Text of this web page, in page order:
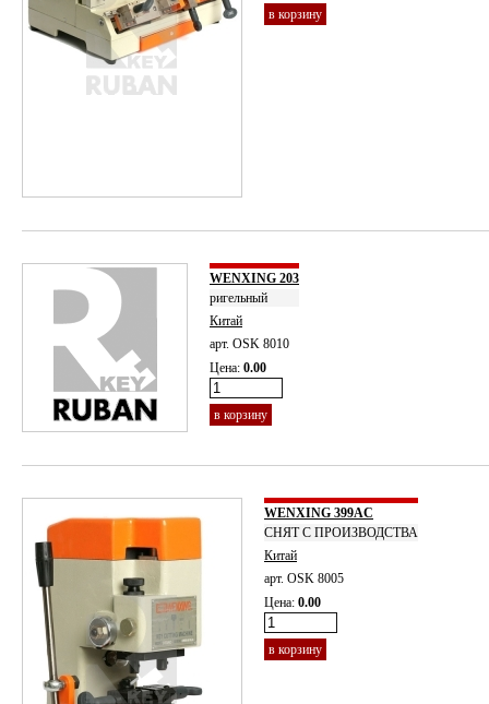
в корзину
WENXING 203
ригельный
Китай
арт. OSK 8010
Цена: 0.00
в корзину
WENXING 399AC
СНЯТ С ПРОИЗВОДСТВА
Китай
арт. OSK 8005
Цена: 0.00
в корзину